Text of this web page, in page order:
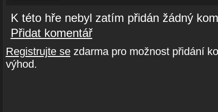
K této hře nebyl zatím přidán žádný
Přidat komentář
Registrujte sezdarma pro možnost přidání
výhod.